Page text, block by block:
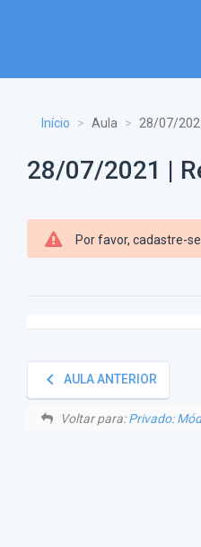
Início Aula 28/07/
28/07/2021 |
Por favor, cadastre-
keyboard_arrow_left AULA ANTERIOR
Voltar para:Privado: